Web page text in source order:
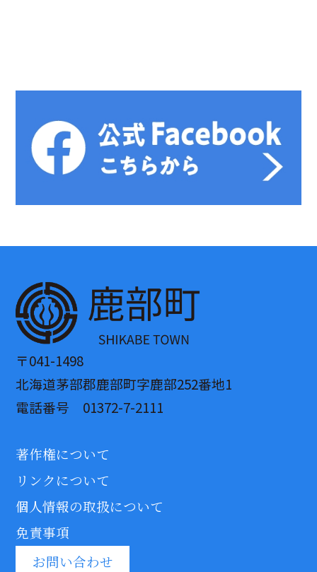
〒041-1498
北海道茅部郡鹿部町字鹿部252番地1
電話番号 01372-7-2111
著作権について
リンクについて
個人情報の取扱について
免責事項
お問い合わせ